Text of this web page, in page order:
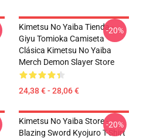
Kimetsu No Yaiba Tienda -
Giyu Tomioka Camiseta
Clásica Kimetsu No Yaiba
Merch Demon Slayer Store
24,38 € - 28,06 €
-20%
Kimetsu No Yaiba Store -
Blazing Sword Kyojuro T-Shirt
-20%